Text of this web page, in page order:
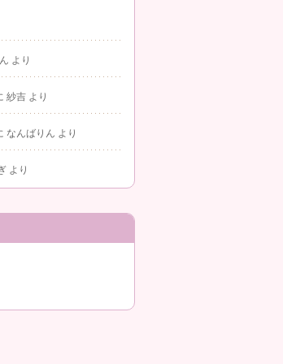
より
紗吉 より
なんばりん より
より